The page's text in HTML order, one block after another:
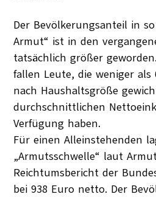
Der Bevölkerungsanteil in
Armut“ ist in den
tatsächlich größer
fallen Leute, die weniger als
nach Haushaltsgröße
durchschnittlichen
Verfügung haben.
Für einen Alleinstehenden
„Armutsschwelle“ laut
Reichtumsbericht der
bei 938 Euro netto. Der